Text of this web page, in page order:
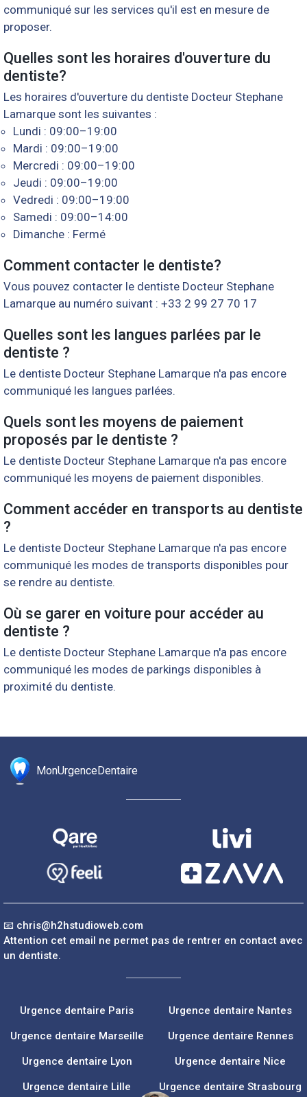
communiqué sur les services qu'il est en mesure de
proposer.
Quelles sont les horaires d'ouverture du
dentiste?
Les horaires d'ouverture du dentiste Docteur Stephane
Lamarque sont les suivantes :
Lundi : 09:00–19:00
Mardi : 09:00–19:00
Mercredi : 09:00–19:00
Jeudi : 09:00–19:00
Vedredi : 09:00–19:00
Samedi : 09:00–14:00
Dimanche : Fermé
Comment contacter le dentiste?
Vous pouvez contacter le dentiste Docteur Stephane
Lamarque au numéro suivant : +33 2 99 27 70 17
Quelles sont les langues parlées par le
dentiste ?
Le dentiste Docteur Stephane Lamarque n'a pas encore
communiqué les langues parlées.
Quels sont les moyens de paiement
proposés par le dentiste ?
Le dentiste Docteur Stephane Lamarque n'a pas encore
communiqué les moyens de paiement disponibles.
Comment accéder en transports au dentiste
?
Le dentiste Docteur Stephane Lamarque n'a pas encore
communiqué les modes de transports disponibles pour
se rendre au dentiste.
Où se garer en voiture pour accéder au
dentiste ?
Le dentiste Docteur Stephane Lamarque n'a pas encore
communiqué les modes de parkings disponibles à
proximité du dentiste.
MonUrgenceDentaire
📧 chris@h2hstudioweb.com
Attention cet email ne permet pas de rentrer en contact avec
un dentiste.
Urgence dentaire Paris
Urgence dentaire Marseille
Urgence dentaire Lyon
Urgence dentaire Lille
Urgence dentaire Nantes
Urgence dentaire Rennes
Urgence dentaire Nice
Urgence dentaire Strasbourg